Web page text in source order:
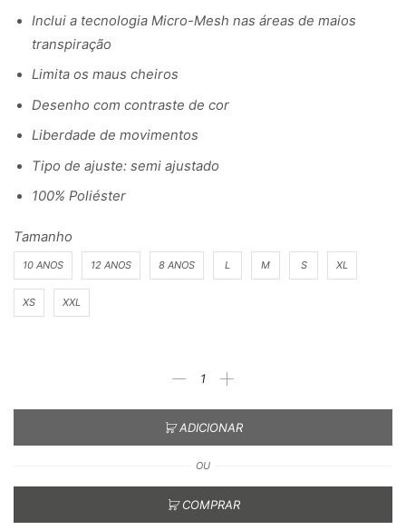
Inclui a tecnologia Micro-Mesh nas áreas de maios
transpiração
Limita os maus cheiros
Desenho com contraste de cor
Liberdade de movimentos
Tipo de ajuste: semi ajustado
100% Poliéster
Tamanho
10 ANOS 12 ANOS 8 ANOS L M S XL
XS XXL
ADICIONAR
OU
COMPRAR